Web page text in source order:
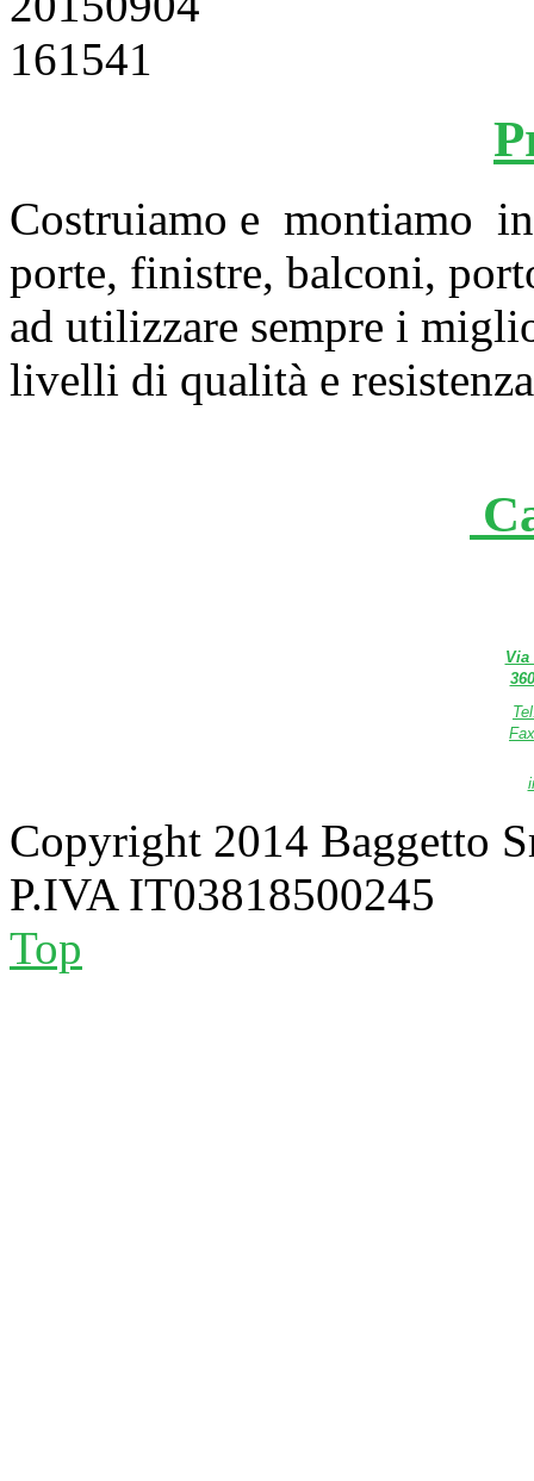
Costruiamo e montiamo
porte, finistre, balconi,
ad utilizzare sempre i
livelli di qualità e
Via
Copyright 2014 Baggetto
P.IVA IT03818500245
Top